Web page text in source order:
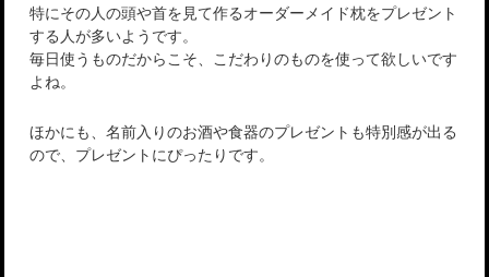
特にその人の頭や首を見て作るオーダーメイド枕をプレゼント
する人が多いようです。
毎日使うものだからこそ、こだわりのものを使って欲しいです
よね。
ほかにも、名前入りのお酒や食器のプレゼントも特別感が出る
ので、プレゼントにぴったりです。